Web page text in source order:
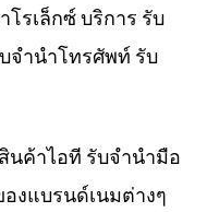
รเล็กซ์ บริการ รับ
จำนำโทรศัพท์ รับ
นค้าไอที รับจำนำมือ
งแบรนด์เนมต่างๆ